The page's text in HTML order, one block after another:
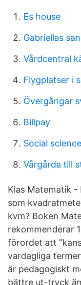
Es house
Gabriellas
Vårdcentral
Flygplatser i
Övergångar
Billpay
Social
Vårgårda till
Klas Matematik
som
kvm? Boken
rekommenderar
förordet att
vardagliga
är pedagogiskt
bättre ut-tryck